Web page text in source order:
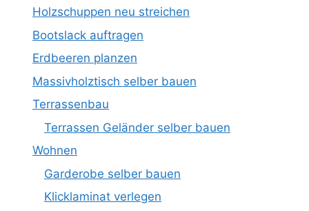
Holzschuppen neu streichen
Bootslack auftragen
Erdbeeren planzen
Massivholztisch selber bauen
Terrassenbau
Terrassen Geländer selber bauen
Wohnen
Garderobe selber bauen
Klicklaminat verlegen